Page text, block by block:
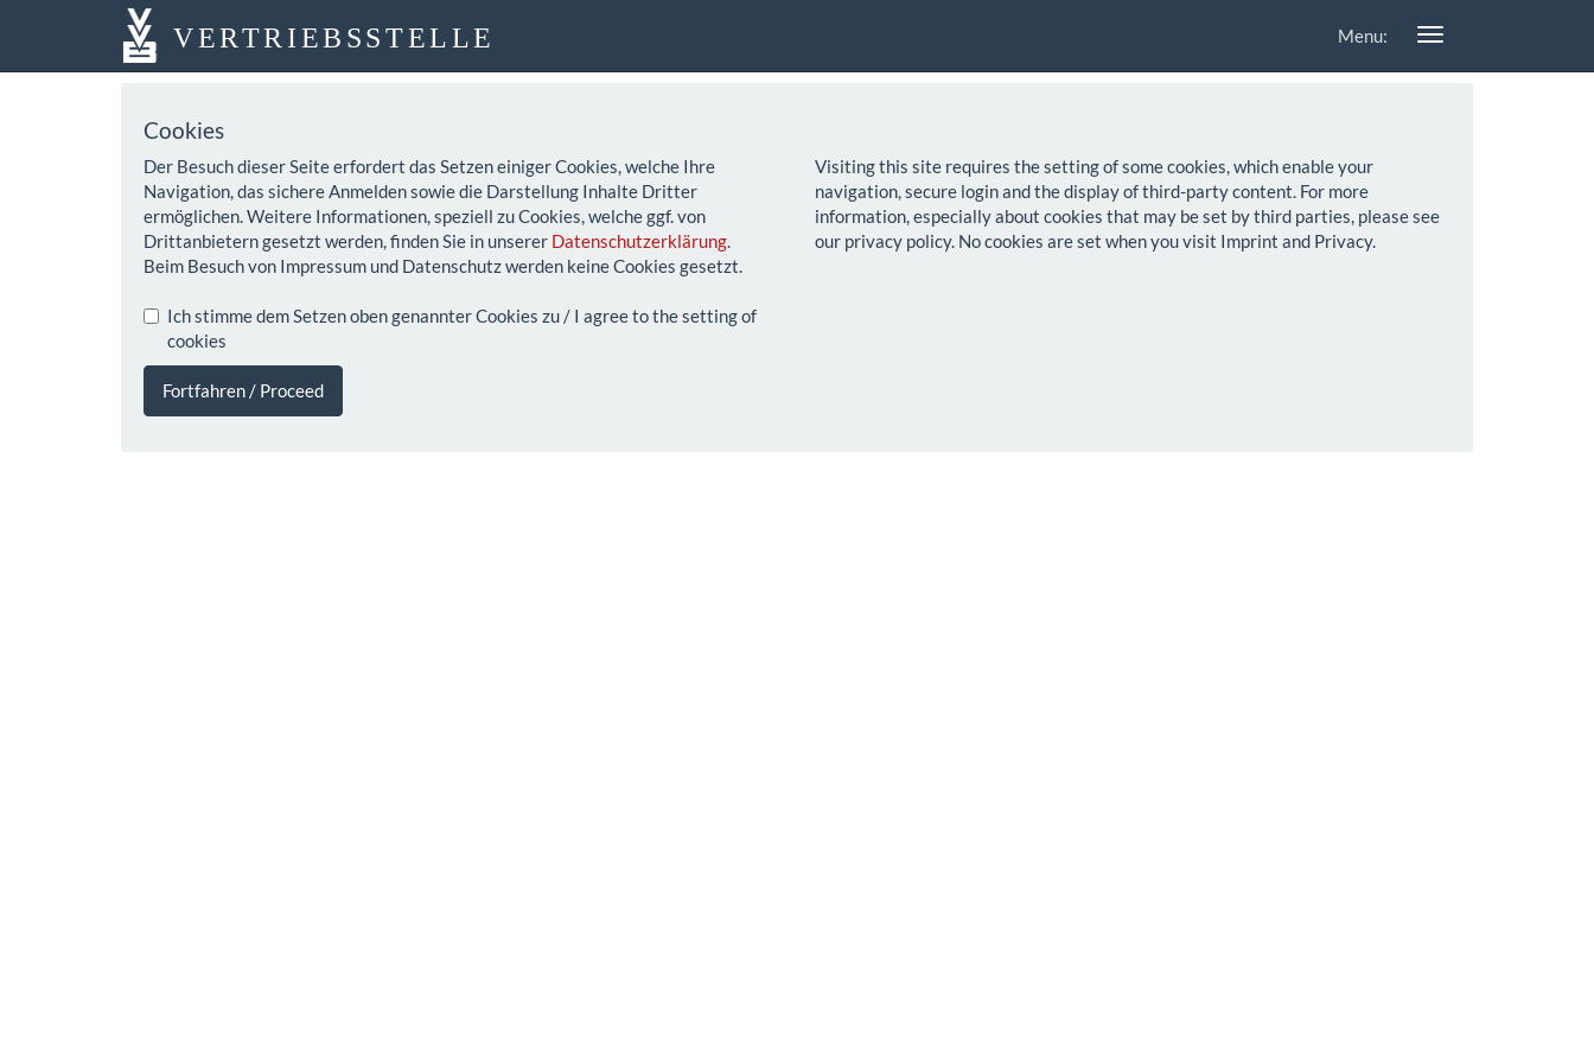
VERTRIEBSSTELLE Menu:
Cookies
Der Besuch dieser Seite erfordert das Setzen einiger Cookies, welche Ihre
Navigation, das sichere Anmelden sowie die Darstellung Inhalte Dritter
ermöglichen. Weitere Informationen, speziell zu Cookies, welche ggf. von
Drittanbietern gesetzt werden, finden Sie in unserer Datenschutzerklärung.
Beim Besuch von Impressum und Datenschutz werden keine Cookies gesetzt.
Ich stimme dem Setzen oben genannter Cookies zu / I agree to the setting of
cookies
Fortfahren / Proceed
Visiting this site requires the setting of some cookies, which enable your
navigation, secure login and the display of third-party content. For more
information, especially about cookies that may be set by third parties, please see
our privacy policy. No cookies are set when you visit Imprint and Privacy.